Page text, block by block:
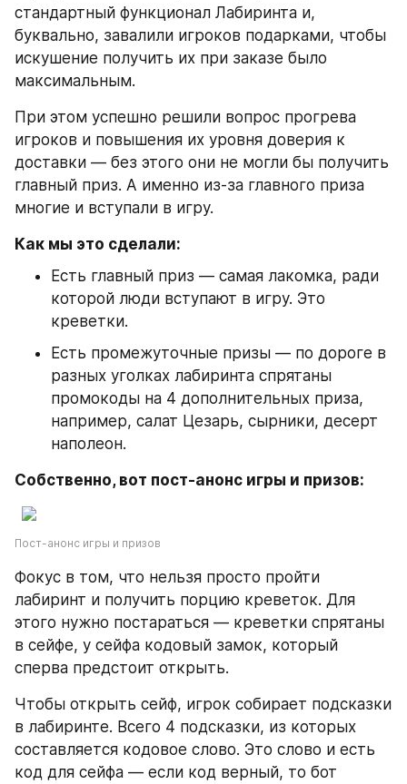
стандартный функционал Лабиринта и,
буквально, завалили игроков подарками, чтобы
искушение получить их при заказе было
максимальным.
При этом успешно решили вопрос прогрева
игроков и повышения их уровня доверия к
доставки — без этого они не могли бы получить
главный приз. А именно из-за главного приза
многие и вступали в игру.
Как мы это сделали:
Есть главный приз — самая лакомка, ради
которой люди вступают в игру. Это
креветки.
Есть промежуточные призы — по дороге в
разных уголках лабиринта спрятаны
промокоды на 4 дополнительных приза,
например, салат Цезарь, сырники, десерт
наполеон.
Собственно, вот пост-анонс игры и призов:
Пост-анонс игры и призов
Фокус в том, что нельзя просто пройти
лабиринт и получить порцию креветок. Для
этого нужно постараться — креветки спрятаны
в сейфе, у сейфа кодовый замок, который
сперва предстоит открыть.
Чтобы открыть сейф, игрок собирает подсказки
в лабиринте. Всего 4 подсказки, из которых
составляется кодовое слово. Это слово и есть
код для сейфа — если код верный, то бот